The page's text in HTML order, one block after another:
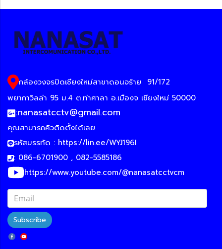
กล้องวงจรปิดเชียงใหม่สาขาดอนจร้าย
91/172
พยากาวิลล่า 95 ม.4 ต.ท่าศาลา อ.เมืองจ เชียงใหม่ 50000
:nanasatcctv@gmail.com
คุณสามารถคิวติดตั้งได้เลย
รหัสบรรทัด : https://lin.ee/WYJ196I
: 086-6701900 , 082-5585186
https://www.youtube.com/@nanasatcctvcm
Subscribe